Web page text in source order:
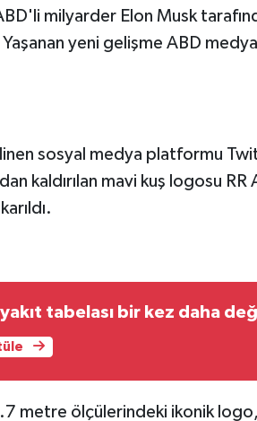
milyarder Elon Musk
yeni gelişme ABD
sosyal medya platformu
kaldırılan mavi kuş logosu RR
tabelası bir kez daha
metre ölçülerindeki ikonik